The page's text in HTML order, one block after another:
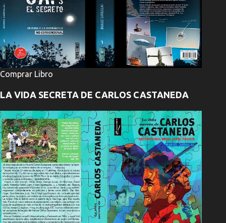
Comprar Libro
LA VIDA SECRETA DE CARLOS CASTANEDA